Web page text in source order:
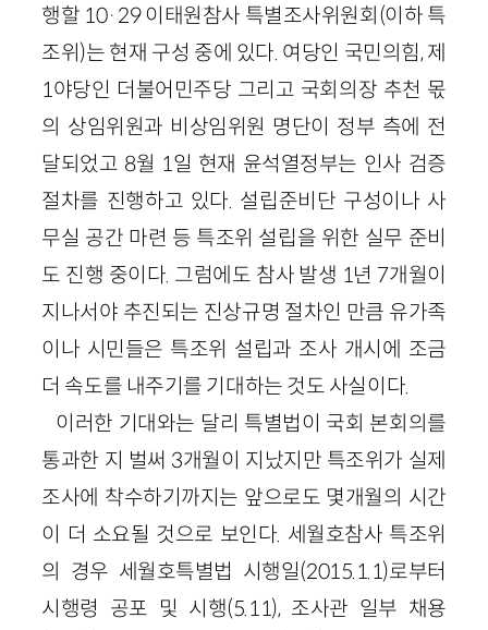
행할 10·29 이태원참사 특별조사위원회(이하 특
조위)는 현재 구성 중에 있다. 여당인 국민의힘, 제
1야당인 더불어민주당 그리고 국회의장 추천 몫
의 상임위원과 비상임위원 명단이 정부 측에 전
달되었고 8월 1일 현재 윤석열정부는 인사 검증
절차를 진행하고 있다. 설립준비단 구성이나 사
무실 공간 마련 등 특조위 설립을 위한 실무 준비
도 진행 중이다. 그럼에도 참사 발생 1년 7개월이
지나서야 추진되는 진상규명 절차인 만큼 유가족
이나 시민들은 특조위 설립과 조사 개시에 조금
더 속도를 내주기를 기대하는 것도 사실이다.
이러한 기대와는 달리 특별법이 국회 본회의를
통과한 지 벌써 3개월이 지났지만 특조위가 실제
조사에 착수하기까지는 앞으로도 몇개월의 시간
이 더 소요될 것으로 보인다. 세월호참사 특조위
의 경우 세월호특별법 시행일(2015.1.1)로부터
시행령 공포 및 시행(5.11), 조사관 일부 채용